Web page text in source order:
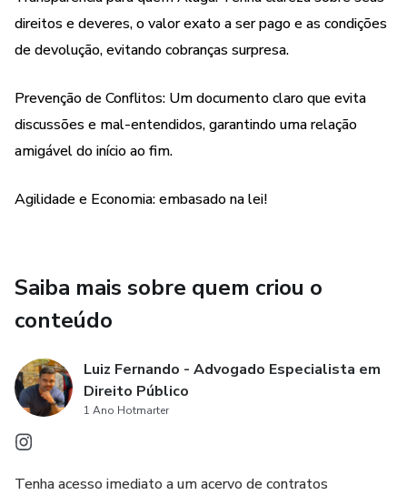
Responsabilidade Total: Deixa claro que o locatário é
roubo ou furto.
Condições de Devolução: Especifica como o veículo deve
ser devolvido (local, limpeza, nível de combustível).
Invista em tranquilidade. Seja você o dono do carro ou
direitos e deveres, o valor exato a ser pago e as condições
de devolução, evitando cobranças surpresa.
Prevenção de Conflitos: Um documento claro que evita
discussões e mal-entendidos, garantindo uma relação
amigável do início ao fim.
Agilidade e Economia: embasado na lei!
Saiba mais sobre quem criou o
conteúdo
Luiz Fernando - Advogado Especialista em
Direito Público
1 Ano Hotmarter
Tenha acesso imediato a um acervo de contratos